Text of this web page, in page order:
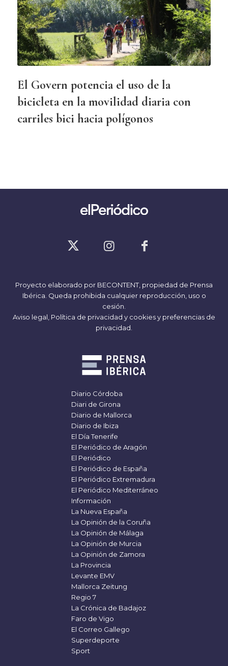
El Govern potencia el uso de la
bicicleta en la movilidad diaria con
carriles bici hacia polígonos
Proyecto elaborado por BECONTENT, propiedad de Prensa
Ibérica. Queda prohibida cualquier reproducción, uso o
cesión.
Aviso legal, Política de privacidad y cookiesy preferencias de
privacidad.
Diario Córdoba
Diari de Girona
Diario de Mallorca
Diario de Ibiza
El Día Tenerife
El Periódico de Aragón
El Periódico
El Periódico de España
El Periódico Extremadura
El Periódico Mediterráneo
Información
La Nueva España
La Opinión de la Coruña
La Opinión de Málaga
La Opinión de Murcia
La Opinión de Zamora
La Provincia
Levante EMV
Mallorca Zeitung
Regio 7
La Crónica de Badajoz
Faro de Vigo
El Correo Gallego
Superdeporte
Sport